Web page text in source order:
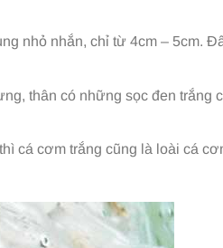
nhỏ nhắn, chỉ từ 4cm – 5cm.
thân có những sọc đen trắng
cá cơm trắng cũng là loài cá